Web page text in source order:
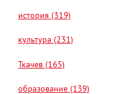
история (319)
культура (231)
Ткачев (165)
образование (139)